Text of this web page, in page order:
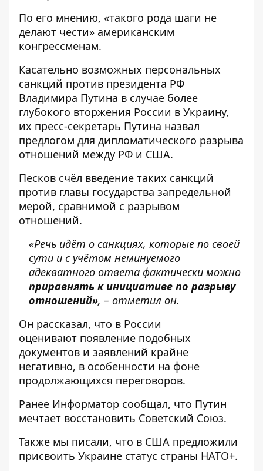
По его мнению, «такого рода шаги не
делают чести» американским
конгрессменам.
Касательно возможных персональных
санкций против президента РФ
Владимира Путина в случае более
глубокого вторжения России в Украину,
их пресс-секретарь Путина назвал
предлогом для дипломатического разрыва
отношений между РФ и США.
Песков счёл введение таких санкций
против главы государства запредельной
мерой, сравнимой с разрывом
отношений.
«Речь идёт о санкциях, которые по своей
сути и с учётом неминуемого
адекватного ответа фактически можно
приравнять к инициативе по разрыву
отношений», – отметил он.
Он рассказал, что в России
оценивают появление подобных
документов и заявлений крайне
негативно, в особенности на фоне
продолжающихся переговоров.
Ранее Информатор сообщал, что Путин
мечтает восстановить Советский Союз.
Также мы писали, что в США предложили
присвоить Украине статус страны НАТО+.